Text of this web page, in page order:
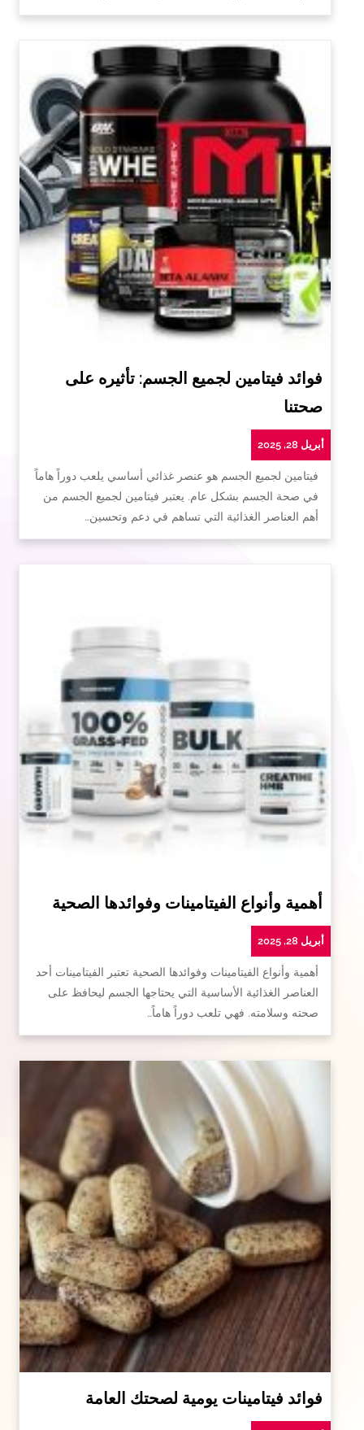
فوائد فيتامين لجميع الجسم: تأثيره على
صحتنا
أبريل 28, 2025
فيتامين لجميع الجسم هو عنصر غذائي أساسي يلعب دوراً هاماً
في صحة الجسم بشكل عام. يعتبر فيتامين لجميع الجسم من
أهم العناصر الغذائية التي تساهم في دعم وتحسين…
أهمية وأنواع الفيتامينات وفوائدها الصحية
أبريل 28, 2025
أهمية وأنواع الفيتامينات وفوائدها الصحية تعتبر الفيتامينات أحد
العناصر الغذائية الأساسية التي يحتاجها الجسم ليحافظ على
صحته وسلامته. فهي تلعب دوراً هاماً…
فوائد فيتامينات يومية لصحتك العامة